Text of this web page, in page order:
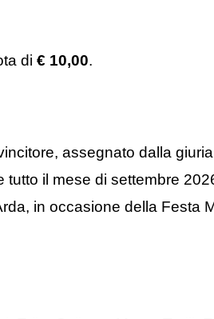
di € 10,00.
assegnato dalla
il mese di settembre
in occasione della Festa